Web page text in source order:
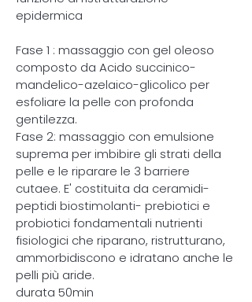
epidermica
Fase 1 : massaggio con gel oleoso
composto da Acido succinico-
mandelico-azelaico-glicolico per
esfoliare la pelle con profonda
gentilezza.
Fase 2: massaggio con emulsione
suprema per imbibire gli strati della
pelle e le riparare le 3 barriere
cutaee. E' costituita da ceramidi-
peptidi biostimolanti- prebiotici e
probiotici fondamentali nutrienti
fisiologici che riparano, ristrutturano,
ammorbidiscono e idratano anche le
pelli più aride.
durata 50min